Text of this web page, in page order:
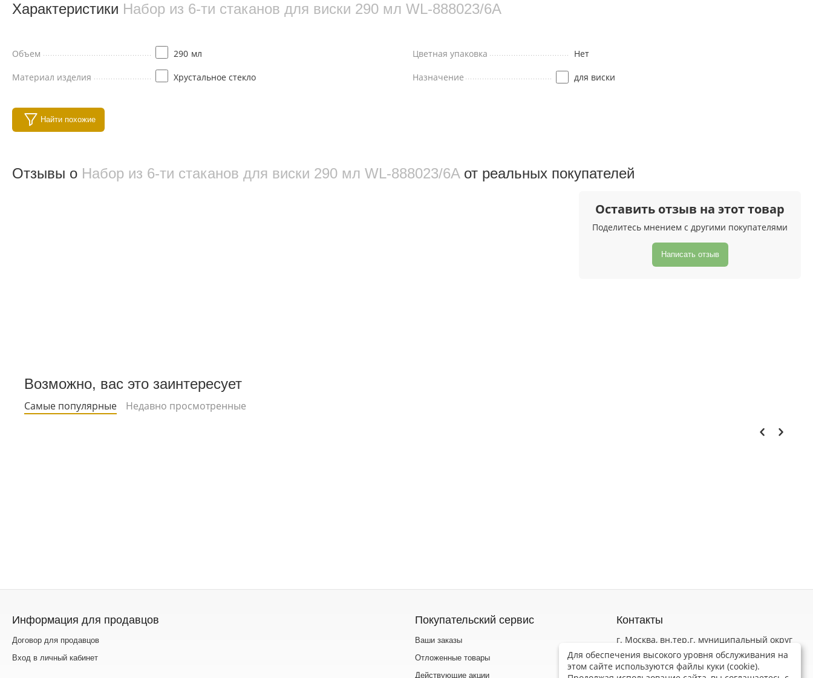
Характеристики Набор из 6-ти стаканов для виски 290 мл WL‑888023/6A
Объем 290 мл
Материал изделия Хрустальное стекло
Цветная упаковка Нет
Назначение для виски
Найти похожие
Отзывы о Набор из 6-ти стаканов для виски 290 мл WL‑888023/6A от реальных покупателeй
Оставить отзыв на этот товар
Поделитесь мнением с другими покупателями
Написать отзыв
Возможно, вас это заинтересует
Самые популярные Недавно просмотренные
Информация для продавцов
Договор для продавцов
Вход в личный кабинет
Покупательский сервис
Ваши заказы
Отложенные товары
Действующие акции
Контакты
г. Москва, вн.тер.г. муниципальный округ
Коньково, ул Обручева, д. 52 стр. 3
Пн-Пт 9.00 - 18.00
Для обеспечения высокого уровня обслуживания на
этом сайте используются файлы куки (cookie).